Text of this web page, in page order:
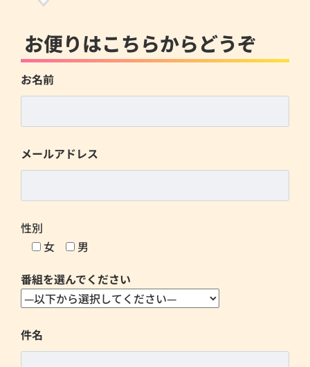
お便りはこちらからどうぞ
お名前
メールアドレス
性別
女
男
番組を選んでください
件名